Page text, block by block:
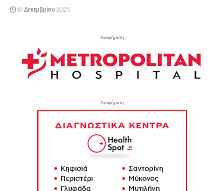
10 Δεκεμβρίου 2025
- Διαφήμιση -
- Διαφήμιση -